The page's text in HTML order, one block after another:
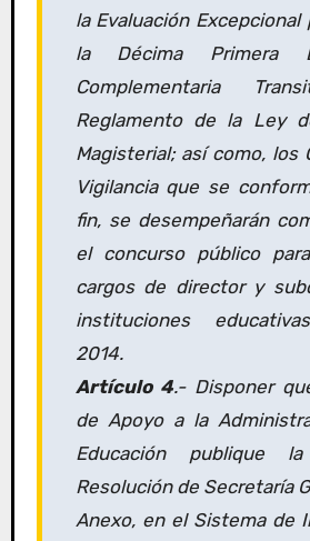
la Evaluación
la Décima Primera
Complementaria
Reglamento de la Ley
Magisterial; así como, los
Vigilancia que se
fin, se desempeñarán
el concurso público
cargos de director y
instituciones
2014.
Artículo 4.- Disponer
de Apoyo a la
Educación publique
Resolución de Secretaría
Anexo, en el Sistema de